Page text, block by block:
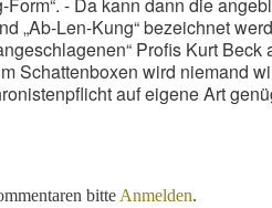
Form“. - Da kann dann die
„Ab-Len-Kung“ bezeichnet
Profis Kurt
Schattenboxen wird niemand
auf eigene Art
es mit Schattenboxen!
bitte Anmelden.